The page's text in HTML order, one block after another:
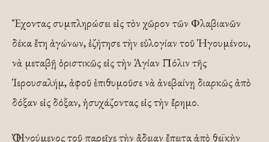
Ἔχοντας συμπληρώσει εἰς τὸν χῶρον τῶν Φλαβιανῶν
δέκα ἔτη ἀγώνων, ἐζήτησε τὴν εὐλογίαν τοῦ Ἡγουμένου,
νὰ μεταβῇ ὁριστικῶς εἰς τὴν Ἁγίαν Πόλιν τῆς
Ἱερουσαλήμ, ἀφοῦ ἐπιθυμοῦσε νὰ ἀνεβαίνῃ διαρκῶς ἀπὸ
δόξαν εἰς δόξαν, ἡσυχάζοντας εἰς τὴν ἔρημο.
Ὁ Ἡγούμενος τοῦ παρεῖχε τὴν ἄδειαν ἔπειτα ἀπὸ θεϊκὴν